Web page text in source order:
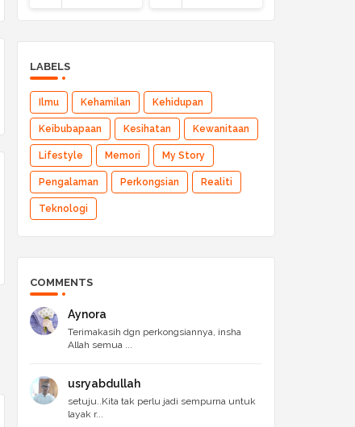
LABELS
Ilmu Kehamilan Kehidupan
Keibubapaan Kesihatan Kewanitaan
Lifestyle Memori My Story
Pengalaman Perkongsian Realiti
Teknologi
COMMENTS
Aynora
Terimakasih dgn perkongsiannya, insha
Allah semua ...
usryabdullah
setuju..Kita tak perlu jadi sempurna untuk
layak r...